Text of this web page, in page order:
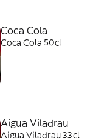
Coca Cola
Coca Cola 50cl
Aigua Viladrau
Aigua Viladrau 33cl